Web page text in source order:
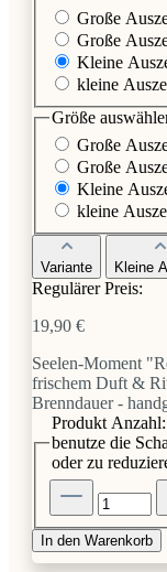
Große
Große
Kleine
kleine
Größe
Große
Große
Kleine
kleine
Variante Kleine
Regulärer Preis:
19,90 €
Seelen-Moment
frischem Duft &
Brenndauer -
Produkt
benutze die
oder zu
In den Warenkorb